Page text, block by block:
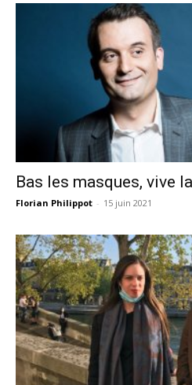
Bas les masques, vive
Florian Philippot - 15 juin 2021